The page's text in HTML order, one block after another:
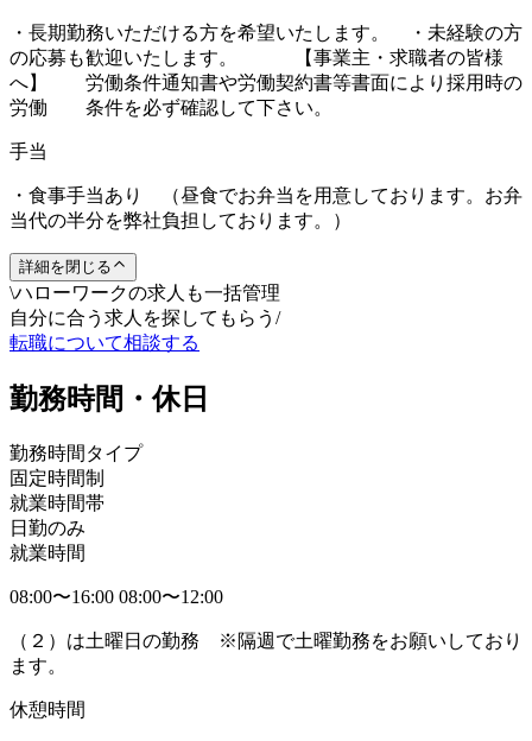
・長期勤務いただける方を希望いたします。 ・未経験の方
の応募も歓迎いたします。 【事業主・求職者の皆様
へ】 労働条件通知書や労働契約書等書面により採用時の
労働 条件を必ず確認して下さい。
手当
・食事手当あり （昼食でお弁当を用意しております。お弁
当代の半分を弊社負担しております。）
詳細を閉じる
\ハローワークの求人も一括管理
自分に合う求人を探してもらう /
転職について相談する
勤務時間・休日
勤務時間タイプ
固定時間制
就業時間帯
日勤のみ
就業時間
08:00〜16:00 08:00〜12:00
（２）は土曜日の勤務 ※隔週で土曜勤務をお願いしており
ます。
休憩時間